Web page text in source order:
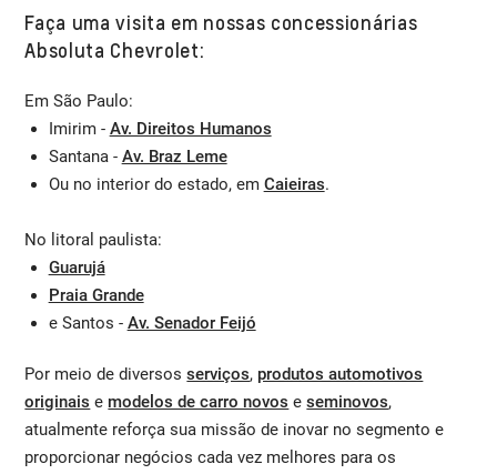
Faça uma visita em nossas concessionárias
Absoluta Chevrolet:
Em São Paulo:
Imirim - Av. Direitos Humanos
Santana - Av. Braz Leme
Ou no interior do estado, em Caieiras.
No litoral paulista:
Guarujá
Praia Grande
e Santos - Av. Senador Feijó
Por meio de diversosserviços, produtos automotivos
originais e modelos de carro novos eseminovos,
atualmente reforça sua missão de inovar no segmento e
proporcionar negócios cada vez melhores para os